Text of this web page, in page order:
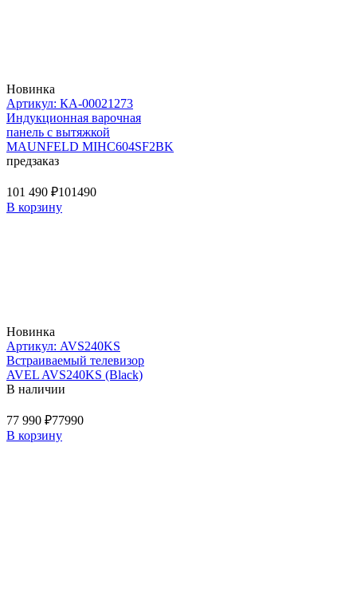
Новинка
Артикул: КА-00021273
Индукционная варочная
панель с вытяжкой
MAUNFELD MIHC604SF2BK
предзаказ
101 490 ₽101490
В корзину
Новинка
Артикул: AVS240KS
Встраиваемый телевизор
AVEL AVS240KS (Black)
В наличии
77 990 ₽77990
В корзину